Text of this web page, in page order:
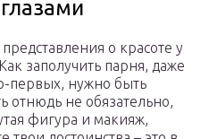
о красоте у
заполучить парня, даже
первых, нужно быть
не обязательно,
фигура и макияж,